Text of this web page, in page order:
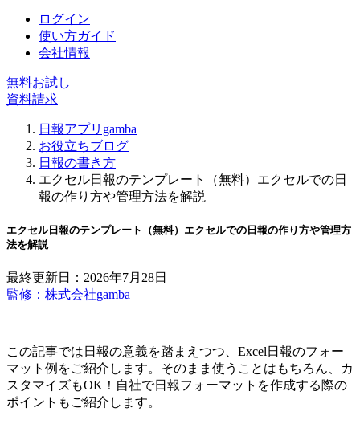
ログイン
使い方ガイド
会社情報
無料お試し
資料請求
日報アプリgamba
お役立ちブログ
日報の書き方
エクセル日報のテンプレート（無料）エクセルでの日
報の作り方や管理方法を解説
エクセル日報のテンプレート（無料）エクセルでの日報の作り方や管理方
法を解説
最終更新日：2026年7月28日
監修：株式会社gamba
この記事では日報の意義を踏まえつつ、Excel日報のフォー
マット例をご紹介します。そのまま使うことはもちろん、カ
スタマイズもOK！自社で日報フォーマットを作成する際の
ポイントもご紹介します。